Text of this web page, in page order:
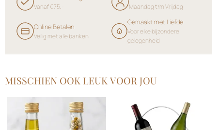
Vanaf €75,- Maandag t/m Vrijdag
Online Betalen
Veilig met alle banken
Gemaakt met Liefde
Voor elke bijzondere
gelegenheid
MISSCHIEN OOK LEUK VOOR JOU